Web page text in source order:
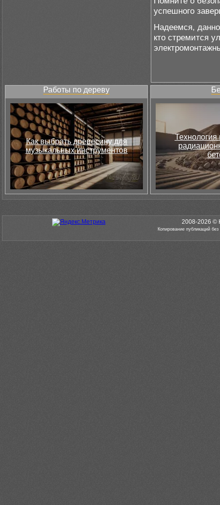
успешного
Надеемся,
кто стремится
Работы по дереву
Как выбрать древесину для
музыкальных инструментов
Технология
2008-2026 ©
Копирование публикаций